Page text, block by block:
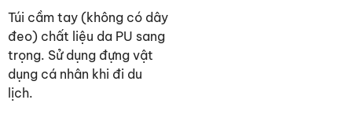
Túi cầm tay (không có dây
đeo) chất liệu da PU sang
trọng. Sử dụng đựng vật
dụng cá nhân khi đi du
lịch.